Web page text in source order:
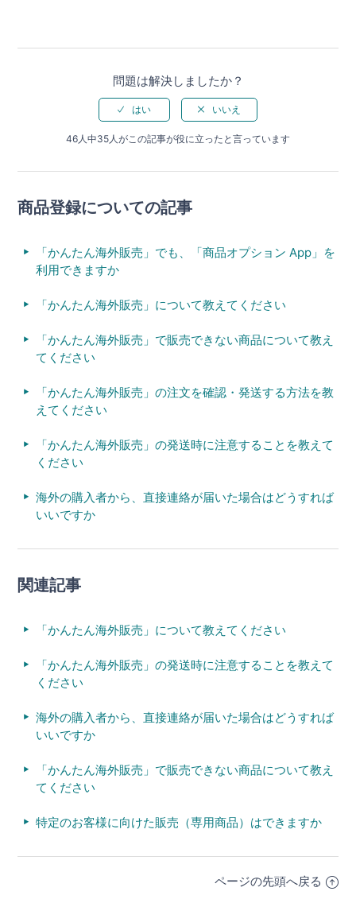
問題は解決しましたか？
46人中35人がこの記事が役に立ったと言っています
商品登録についての記事
「かんたん海外販売」でも、「商品オプション App」を
利用できますか
「かんたん海外販売」について教えてください
「かんたん海外販売」で販売できない商品について教え
てください
「かんたん海外販売」の注文を確認・発送する方法を教
えてください
「かんたん海外販売」の発送時に注意することを教えて
ください
海外の購入者から、直接連絡が届いた場合はどうすれば
いいですか
関連記事
「かんたん海外販売」について教えてください
「かんたん海外販売」の発送時に注意することを教えて
ください
海外の購入者から、直接連絡が届いた場合はどうすれば
いいですか
「かんたん海外販売」で販売できない商品について教え
てください
特定のお客様に向けた販売（専用商品）はできますか
ページの先頭へ戻る